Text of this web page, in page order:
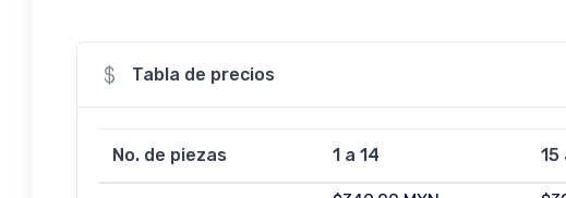
Tabla de precios
No. de piezas 1 a 14 15